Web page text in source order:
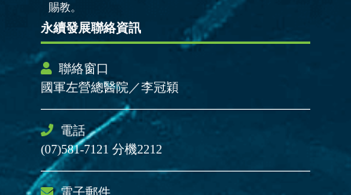
賜教。
永續發展聯絡資訊
聯絡窗口
國軍左營總醫院／李冠穎
電話
(07)581-7121 分機2212
電子郵件